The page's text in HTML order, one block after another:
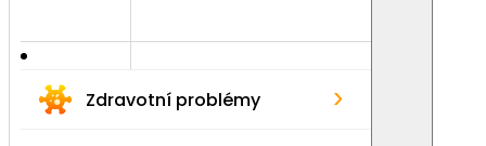
Zdravotní problémy ›